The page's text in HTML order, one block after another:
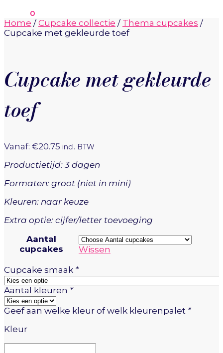
0
Home / Cupcake collectie / Thema cupcakes /
Cupcake met gekleurde toef
Cupcake met gekleurde
toef
Vanaf: €20.75 incl. BTW
Productietijd: 3 dagen
Formaten: groot (niet in mini)
Kleuren: naar keuze
Extra optie: cijfer/letter toevoeging
Aantal
cupcakes
Wissen
Cupcake smaak *
Aantal kleuren *
Geef aan welke kleur of welk kleurenpalet *
Kleur